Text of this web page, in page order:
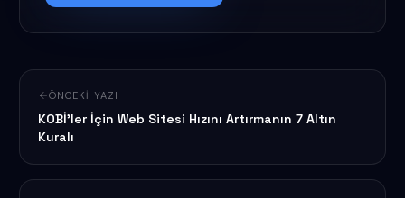
ÖNCEKI YAZI
KOBİ'ler İçin Web Sitesi Hızını Artırmanın 7 Altın
Kuralı